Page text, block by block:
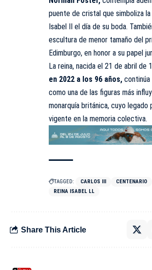
puente de cristal que simboliza
Isabel II el día de su boda.
escultura de menor tamaño del
Edimburgo, en honor a su papel
La reina, nacida el 21 de abril de
en 2022 a los 96 años,
como una de las figuras más
monarquía británica, cuyo legado
vigente en la memoria colectiva.
TAGGED: CARLOS III CENTENARIO
REINA ISABEL LL
Share This Article